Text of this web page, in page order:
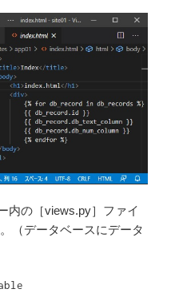
内の［views.py］ファイ
（データベースにデータ